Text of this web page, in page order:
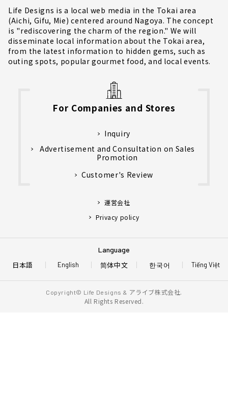
Life Designs is a local web media in the Tokai area
(Aichi, Gifu, Mie) centered around Nagoya. The concept
is "rediscovering the charm of the region." We will
disseminate local information about the Tokai area,
from the latest information to hidden gems, such as
outing spots, popular gourmet food, and local events.
For Companies and Stores
Inquiry
Advertisement and Consultation on Sales
Promotion
Customer's Review
運営会社
Privacy policy
Language
日本語 English Tiếng Việt
简体中文 한국어
Copyright© Life Designs & アライブ株式会社.
All Rights Reserved.